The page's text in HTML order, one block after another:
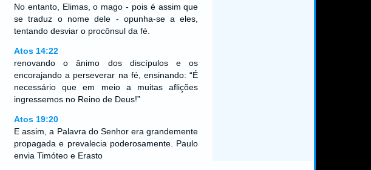
No entanto, Elimas, o mago - pois é assim que
se traduz o nome dele - opunha-se a eles,
tentando desviar o procônsul da fé.
Atos 14:22
renovando o ânimo dos discípulos e os
encorajando a perseverar na fé, ensinando: “É
necessário que em meio a muitas aflições
ingressemos no Reino de Deus!”
Atos 19:20
E assim, a Palavra do Senhor era grandemente
propagada e prevalecia poderosamente. Paulo
envia Timóteo e Erasto